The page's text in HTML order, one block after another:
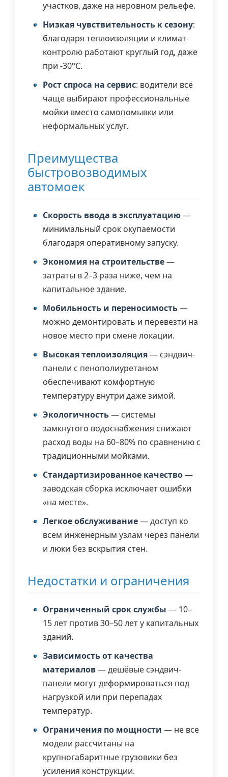
участков, даже на неровном рельефе.
Низкая чувствительность к сезону:
благодаря теплоизоляции и климат-
контролю работают круглый год, даже
при -30°C.
Рост спроса на сервис: водители всё
чаще выбирают профессиональные
мойки вместо самопомывки или
неформальных услуг.
Преимущества
быстровозводимых
автомоек
Скорость ввода в эксплуатацию—
минимальный срок окупаемости
благодаря оперативному запуску.
Экономия на строительстве—
затраты в 2–3 раза ниже, чем на
капитальное здание.
Мобильность и переносимость—
можно демонтировать и перевезти на
новое место при смене локации.
Высокая теплоизоляция— сэндвич-
панели с пенополиуретаном
обеспечивают комфортную
температуру внутри даже зимой.
Экологичность— системы
замкнутого водоснабжения снижают
расход воды на 60–80% по сравнению с
традиционными мойками.
Стандартизированное качество—
заводская сборка исключает ошибки
«на месте».
Легкое обслуживание— доступ ко
всем инженерным узлам через панели
и люки без вскрытия стен.
Недостатки и ограничения
Ограниченный срок службы — 10–
15 лет против 30–50 лет у капитальных
зданий.
Зависимость от качества
материалов— дешёвые сэндвич-
панели могут деформироваться под
нагрузкой или при перепадах
температур.
Ограничения по мощности — не все
модели рассчитаны на
крупногабаритные грузовики без
усиления конструкции.